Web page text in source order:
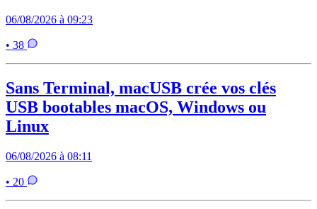
06/08/2026 à 09:23
• 38
Sans Terminal, macUSB crée vos clés
USB bootables macOS, Windows ou
Linux
06/08/2026 à 08:11
• 20